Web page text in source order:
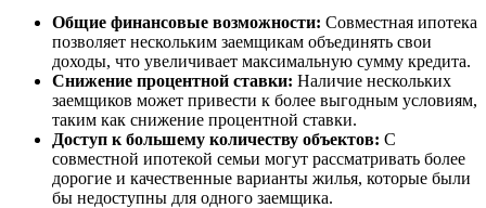
Общие финансовые возможности: Совместная ипотека
позволяет нескольким заемщикам объединять свои
доходы, что увеличивает максимальную сумму кредита.
Снижение процентной ставки: Наличие нескольких
заемщиков может привести к более выгодным условиям,
таким как снижение процентной ставки.
Доступ к большему количеству объектов: С
совместной ипотекой семьи могут рассматривать более
дорогие и качественные варианты жилья, которые были
бы недоступны для одного заемщика.